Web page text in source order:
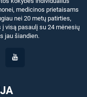
medicinos prietaisams
nei 20 metų patirties,
į visą pasaulį su 24 mėnesių
jau šiandien.